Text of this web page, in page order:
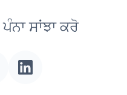
ਸਾਂਝਾ ਕਰੋ